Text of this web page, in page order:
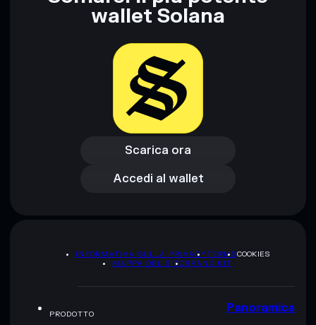
Disclaimer: Queste informazioni hanno esclusivamente scopi
Informati sempre autonomamente. Dati forniti da
wallet Solana
Scarica ora
Scarica ora
Accedi al wallet
Accedi al wallet
INFORMATIVA SULLA PRIVACYTERMSCOOKIES
MAPPA DEL SITOBRAND KIT
PRODOTTO Panoramica